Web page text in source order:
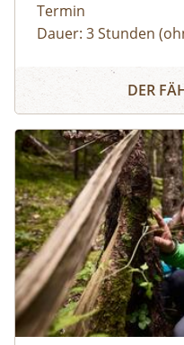
Termin
Dauer: 3 Stunden
Gesäuse mit
Natur und
Bus muss gestellt
Kaffeepause im
Gstatterboden
inkludiert, muss
werden).Wetterfeste
Schuhwerk für
empfehlenswert.
Panoramarundfahrt im
DER